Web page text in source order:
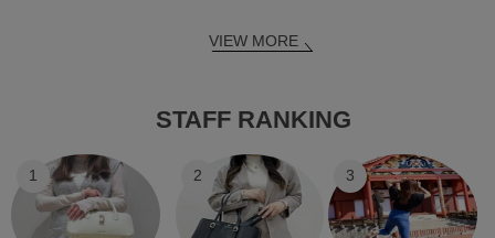
VIEW MORE
STAFF RANKING
1 2 3